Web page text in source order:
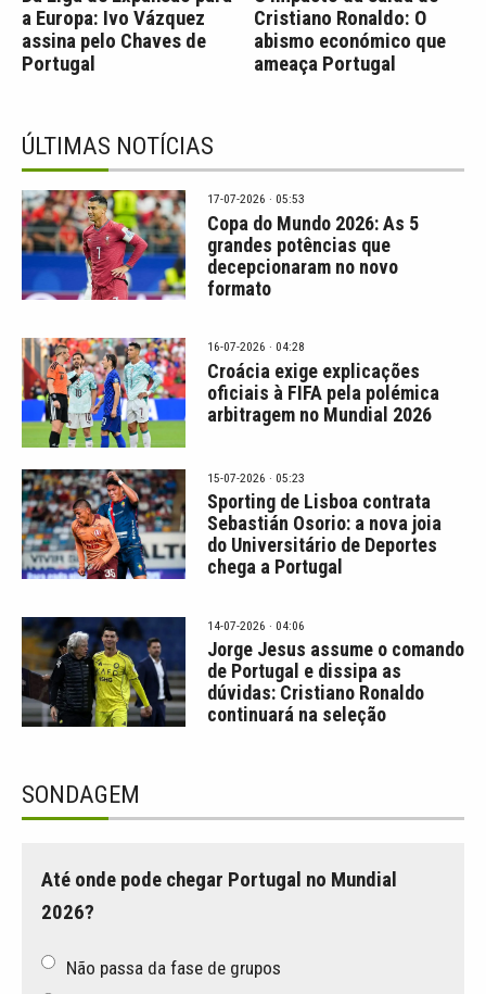
a Europa: Ivo Vázquez
assina pelo Chaves de
Portugal
Cristiano Ronaldo: O
abismo económico que
ameaça Portugal
ÚLTIMAS NOTÍCIAS
17-07-2026 · 05:53
Copa do Mundo 2026: As 5
grandes potências que
decepcionaram no novo
formato
16-07-2026 · 04:28
Croácia exige explicações
oficiais à FIFA pela polémica
arbitragem no Mundial 2026
15-07-2026 · 05:23
Sporting de Lisboa contrata
Sebastián Osorio: a nova joia
do Universitário de Deportes
chega a Portugal
14-07-2026 · 04:06
Jorge Jesus assume o comando
de Portugal e dissipa as
dúvidas: Cristiano Ronaldo
continuará na seleção
SONDAGEM
Até onde pode chegar Portugal no Mundial
2026?
Não passa da fase de grupos